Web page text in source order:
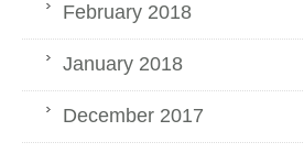
February 2018
January 2018
December 2017